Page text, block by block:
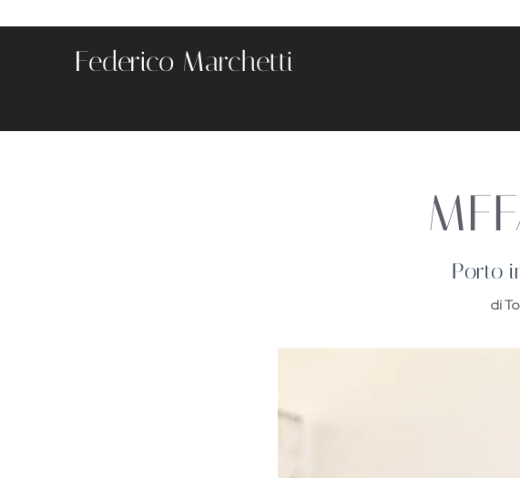
Federico Marchetti
Porto
di